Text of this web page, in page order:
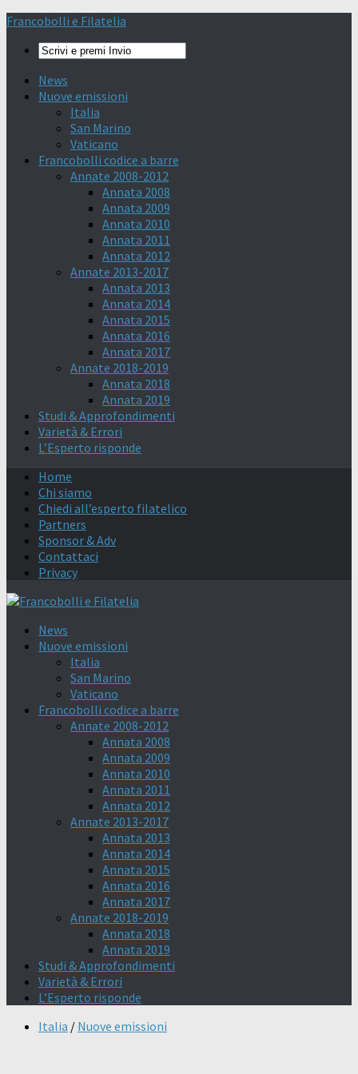
Francobolli e Filatelia
News
Nuove emissioni
Italia
San Marino
Vaticano
Francobolli codice a barre
Annate 2008-2012
Annata 2008
Annata 2009
Annata 2010
Annata 2011
Annata 2012
Annate 2013-2017
Annata 2013
Annata 2014
Annata 2015
Annata 2016
Annata 2017
Annate 2018-2019
Annata 2018
Annata 2019
Studi & Approfondimenti
Varietà & Errori
L’Esperto risponde
Home
Chi siamo
Chiedi all’esperto filatelico
Partners
Sponsor & Adv
Contattaci
Privacy
News
Nuove emissioni
Italia
San Marino
Vaticano
Francobolli codice a barre
Annate 2008-2012
Annata 2008
Annata 2009
Annata 2010
Annata 2011
Annata 2012
Annate 2013-2017
Annata 2013
Annata 2014
Annata 2015
Annata 2016
Annata 2017
Annate 2018-2019
Annata 2018
Annata 2019
Studi & Approfondimenti
Varietà & Errori
L’Esperto risponde
Italia / Nuove emissioni